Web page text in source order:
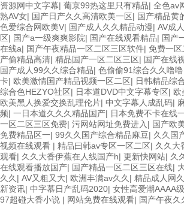
资源网中文字幕| 葡京99热这里只有精品| 全色av
熟AV女| 国产日产久久高清欧美一区| 国产精品黄
色爱综合网欧美V| 国产成人久久精品动漫| AV成
区| 国产a一级爽爽影院| 国产在线观看精品| 国产
在线a| 国产午夜精品一区二区三区软件| 免费一
产偷精品高清| 精品国产一区二区三区| 国产在线
国产成人99久久综合精品| 色偷偷91综合久久噜噜
卡| 欧美激情国产精品视频一区二区| 日韩精品综
综合色HEZYO社区| 日本道DVD中文字幕专区| 欧
欧美黑人换爱交换乱理伦片| 中文字幕人成乱码|
频| 一日本道久久久精品国产| 日本免费不卡在线
一区二区三区免费| 污网站网址免费进入 | 国产欧
免费精品区一| 99久久国产综合精品麻豆| 久久国
视频在线观看 | 精品曰韩av专区一区二区| 久久大
观看| 久久大香伊蕉在人线国产h| 更新快网站| 久
在线观看播放国产| 国产精品一区二区三区在线|
久久 | AV又粗又大| 欧洲丰满av久久 | 精品成人网
新资讯| 中字慕日产乱码2020| 女性高爱潮AAAA
97超碰大香小说 | 网站免费在线观看| 国产午夜久